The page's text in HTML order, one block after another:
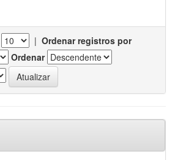
| Ordenar registros por
Ordenar